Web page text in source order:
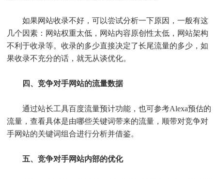
如果网站收录不好，可以尝试分析一下原因，一般有这
几个因素：网站权重太低，网站内容原创性太低，网站架构
不利于收录等。收录的多少直接决定了长尾流量的多少，如
果收录不充分的话，就无从谈优化。
四、竞争对手网站的流量数据
通过站长工具百度流量预计功能，也可参考Alexa预估的
流量，查看具体是由哪些关键词带来的流量，顺带对竞争对
手网站的关键词组合进行分析并借鉴。
五、竞争对手网站内部的优化